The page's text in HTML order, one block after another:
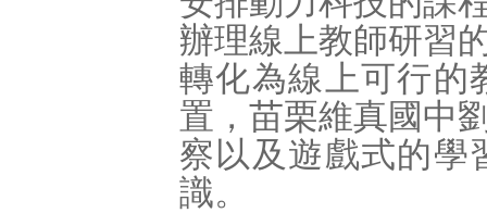
辦理線上教師研習
轉化為線上可行的
置，苗栗維真國中
察以及遊戲式的學
識。